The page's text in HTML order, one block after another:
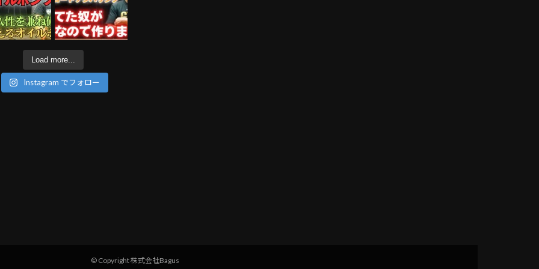
Load more...
Instagram でフォロー
© Copyright 株式会社Bagus